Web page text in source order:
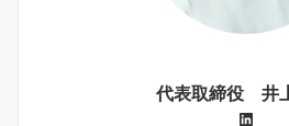
代表取締役 井